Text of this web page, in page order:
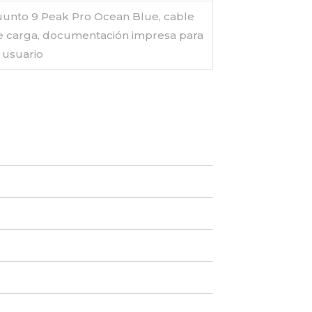
9 Peak Pro Ocean Blue, cable
carga, documentación impresa para
usuario